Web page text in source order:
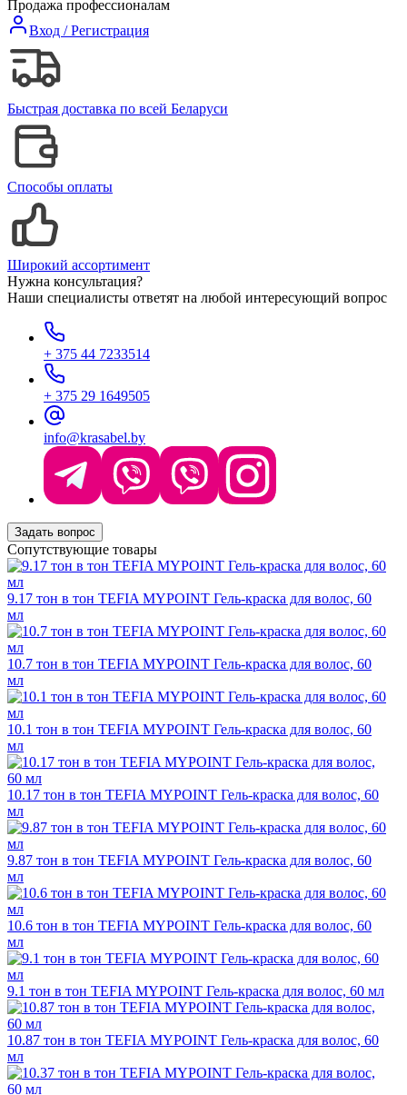
Продажа профессионалам
Вход / Регистрация
Быстрая доставка по всей Беларуси
Способы оплаты
Широкий ассортимент
Нужна консультация?
Наши специалисты ответят на любой интересующий вопрос
+ 375 44 7233514
+ 375 29 1649505
info@krasabel.by
Задать вопрос
Сопутствующие товары
9.17 тон в тон TEFIA MYPOINT Гель-краска для волос, 60
мл
10.7 тон в тон TEFIA MYPOINT Гель-краска для волос, 60
мл
10.1 тон в тон TEFIA MYPOINT Гель-краска для волос, 60
мл
10.17 тон в тон TEFIA MYPOINT Гель-краска для волос, 60
мл
9.87 тон в тон TEFIA MYPOINT Гель-краска для волос, 60
мл
10.6 тон в тон TEFIA MYPOINT Гель-краска для волос, 60
мл
9.1 тон в тон TEFIA MYPOINT Гель-краска для волос, 60 мл
10.87 тон в тон TEFIA MYPOINT Гель-краска для волос, 60
мл